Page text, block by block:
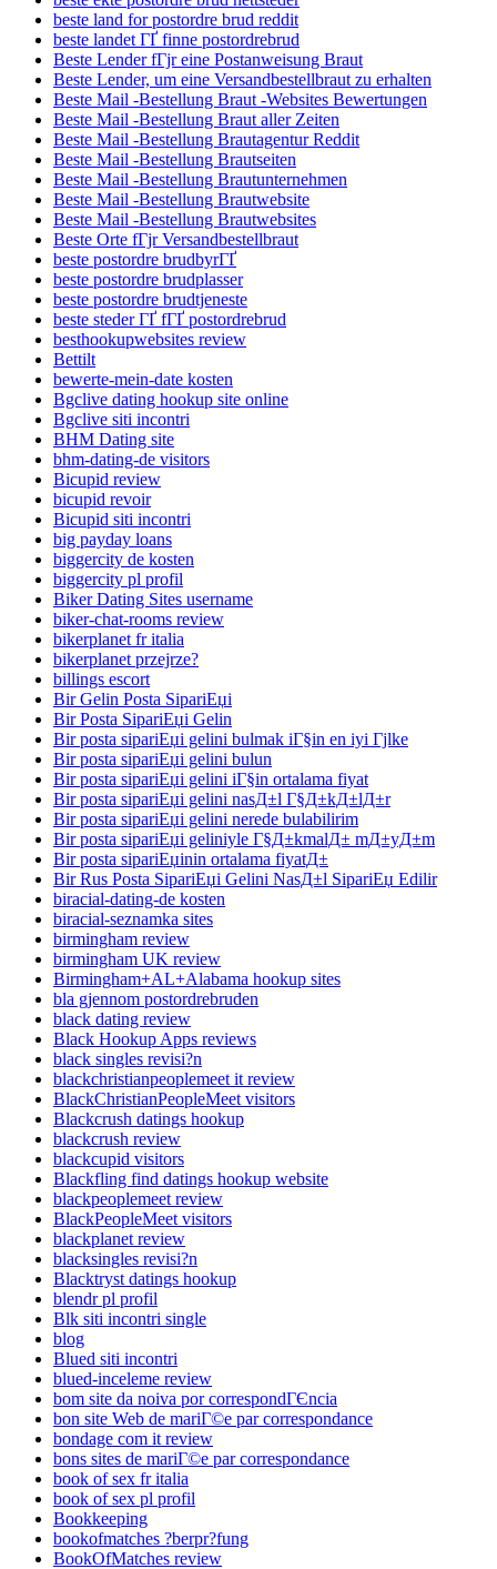
beste land for postordre brud reddit
beste landet ГҐ finne postordrebrud
Beste Lender fГјr eine Postanweisung Braut
Beste Lender, um eine Versandbestellbraut zu erhalten
Beste Mail -Bestellung Braut -Websites Bewertungen
Beste Mail -Bestellung Braut aller Zeiten
Beste Mail -Bestellung Brautagentur Reddit
Beste Mail -Bestellung Brautseiten
Beste Mail -Bestellung Brautunternehmen
Beste Mail -Bestellung Brautwebsite
Beste Mail -Bestellung Brautwebsites
Beste Orte fГјr Versandbestellbraut
beste postordre brudbyrГҐ
beste postordre brudplasser
beste postordre brudtjeneste
beste steder ГҐ fГҐ postordrebrud
besthookupwebsites review
Bettilt
bewerte-mein-date kosten
Bgclive dating hookup site online
Bgclive siti incontri
BHM Dating site
bhm-dating-de visitors
Bicupid review
bicupid revoir
Bicupid siti incontri
big payday loans
biggercity de kosten
biggercity pl profil
Biker Dating Sites username
biker-chat-rooms review
bikerplanet fr italia
bikerplanet przejrze?
billings escort
Bir Gelin Posta SipariЕџi
Bir Posta SipariЕџi Gelin
Bir posta sipariЕџi gelini bulmak iГ§in en iyi Гјlke
Bir posta sipariЕџi gelini bulun
Bir posta sipariЕџi gelini iГ§in ortalama fiyat
Bir posta sipariЕџi gelini nasД±l Г§Д±kД±lД±r
Bir posta sipariЕџi gelini nerede bulabilirim
Bir posta sipariЕџi geliniyle Г§Д±kmalД± mД±yД±m
Bir posta sipariЕџinin ortalama fiyatД±
Bir Rus Posta SipariЕџi Gelini NasД±l SipariЕџ Edilir
biracial-dating-de kosten
biracial-seznamka sites
birmingham review
birmingham UK review
Birmingham+AL+Alabama hookup sites
bla gjennom postordrebruden
black dating review
Black Hookup Apps reviews
black singles revisi?n
blackchristianpeoplemeet it review
BlackChristianPeopleMeet visitors
Blackcrush datings hookup
blackcrush review
blackcupid visitors
Blackfling find datings hookup website
blackpeoplemeet review
BlackPeopleMeet visitors
blackplanet review
blacksingles revisi?n
Blacktryst datings hookup
blendr pl profil
Blk siti incontri single
blog
Blued siti incontri
blued-inceleme review
bom site da noiva por correspondГЄncia
bon site Web de mariГ©e par correspondance
bondage com it review
bons sites de mariГ©e par correspondance
book of sex fr italia
book of sex pl profil
Bookkeeping
bookofmatches ?berpr?fung
BookOfMatches review